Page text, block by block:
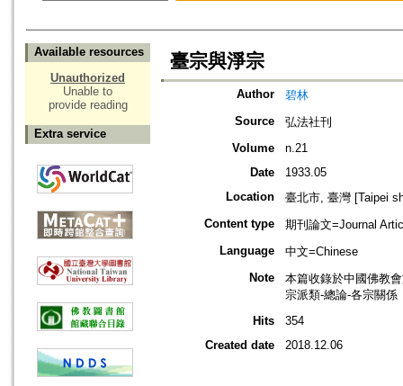
Available resources
Unauthorized
Unable to
provide reading
Extra service
臺宗與淨宗
Author
碧林
Source
弘法社刊
Volume
n.21
Date
1933.05
Location
臺北市, 臺灣 [Taipei
Content type
期刊論文=Journal
Language
中文=Chinese
Note
本篇收錄於中國佛教
宗派類-總論-各宗關係
Hits
354
Created date
2018.12.06